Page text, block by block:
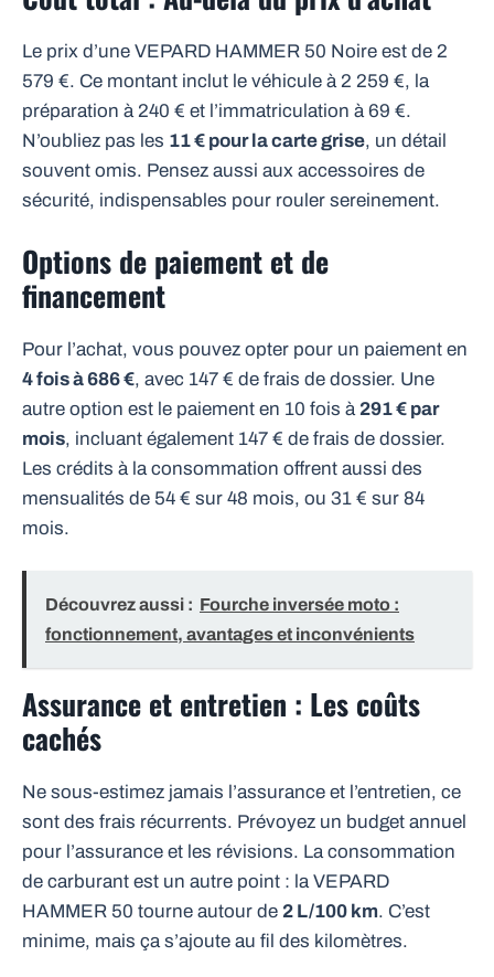
Le prix d’une VEPARD HAMMER 50 Noire est de 2
579 €. Ce montant inclut le véhicule à 2 259 €, la
préparation à 240 € et l’immatriculation à 69 €.
N’oubliez pas les 11 € pour la carte grise, un détail
souvent omis. Pensez aussi aux accessoires de
sécurité, indispensables pour rouler sereinement.
Options de paiement et de
financement
Pour l’achat, vous pouvez opter pour un paiement en
4 fois à 686 €, avec 147 € de frais de dossier. Une
autre option est le paiement en 10 fois à 291 € par
mois, incluant également 147 € de frais de dossier.
Les crédits à la consommation offrent aussi des
mensualités de 54 € sur 48 mois, ou 31 € sur 84
mois.
Découvrez aussi : Fourche inversée moto :
fonctionnement, avantages et inconvénients
Assurance et entretien : Les coûts
cachés
Ne sous-estimez jamais l’assurance et l’entretien, ce
sont des frais récurrents. Prévoyez un budget annuel
pour l’assurance et les révisions. La consommation
de carburant est un autre point : la VEPARD
HAMMER 50 tourne autour de 2 L/100 km. C’est
minime, mais ça s’ajoute au fil des kilomètres.